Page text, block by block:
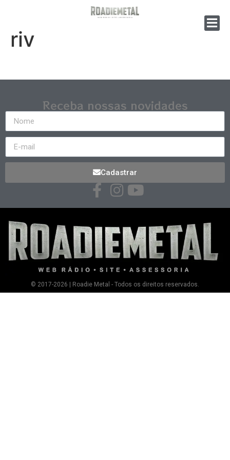
riv
Receba nossas novidades
Cadastrar
© 2017-2026 | Roadie Metal - Todos os direitos reservados.